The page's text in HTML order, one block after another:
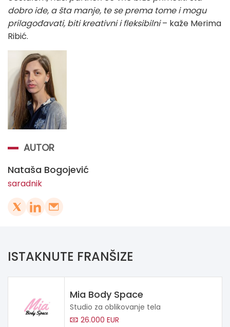
dobro ide, a šta manje, te se prema tome i mogu
prilagođavati, biti kreativni i fleksibilni– kaže Merima
Ribić.
AUTOR
Nataša Bogojević
saradnik
ISTAKNUTE FRANŠIZE
Mia Body Space
Studio za oblikovanje tela
26.000 EUR